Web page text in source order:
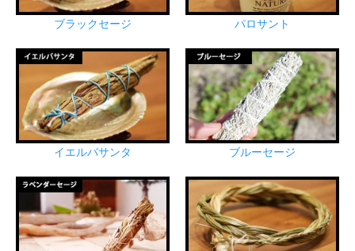
ブラックセージ パロサント
イエルバサンタ ブルーセージ